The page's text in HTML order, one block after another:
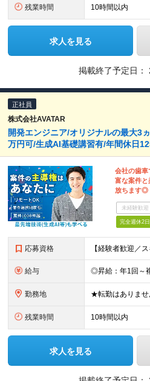
残業時間 10時間以内
求人を見る
掲載終了予定日：
正社員
株式会社AVATAR
開発エンジニア/オリジナルの最大3
万円可/生成AI基礎講習有/年間休日
会社の歯
富な案件と
放ちます◎
未経験歓迎
完全週休2日
応募資格
給与
勤務地
残業時間 10時間以内
求人を見る